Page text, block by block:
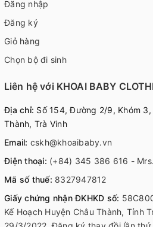
Đăng nhập
Đăng ký
Giỏ hàng
Chọn bộ đi sinh
Liên hệ với KHOAI BABY
Địa chỉ: Số 154, Đường 2/9, Khóm 3,
Thành, Trà Vinh
Email: cskh@khoaibaby.vn
Điện thoại: (+84) 345 386 616 -
Mã số thuế: 8327947812
Giấy chứng nhận ĐKHKD số:
Kế Hoạch Huyện Châu Thành, Tỉnh